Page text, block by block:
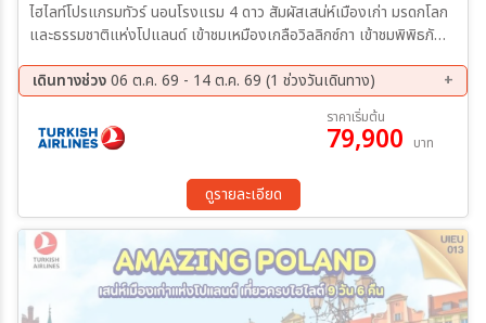
เฉพาะเทศกาล
ค้นหา
ไฮไลท์โปรแกรมทัวร์ นอนโรงแรม 4 ดาว สัมผัสเสน่ห์เมืองเก่า มรดกโลก
และธรรมชาติแห่งโปแลนด์ เข้าชมเหมืองเกลือวิลลิกซ์กา เข้าชมพิพิธภัณฑ์
คราคูฟ เมืองคาโตวิซ เที่ยวเมืองเชสโตโชว่า เมืองวรอตสวัฟ เที่ยวเมือง
พอซนัน เมืองโทรุน
เดินทางช่วง06 ต.ค. 69 - 14 ต.ค. 69 (1 ช่วงวันเดินทาง)
ราคาเริ่มต้น
79,900 บาท
ดูรายละเอียด